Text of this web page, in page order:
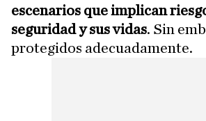
escenarios que implican
seguridad y sus vidas. Sin
protegidos adecuadamente.